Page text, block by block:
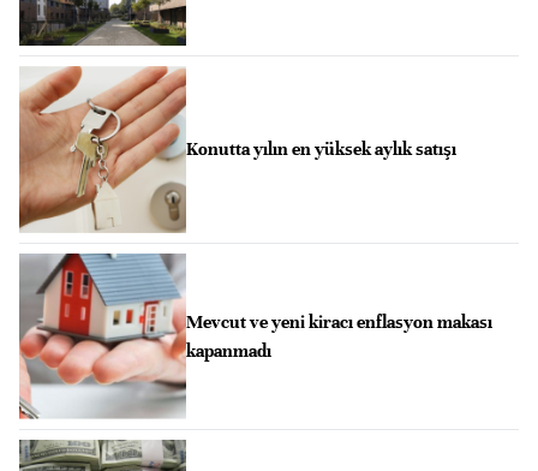
Konutta yılın en yüksek aylık satışı
Mevcut ve yeni kiracı enflasyon makası
kapanmadı